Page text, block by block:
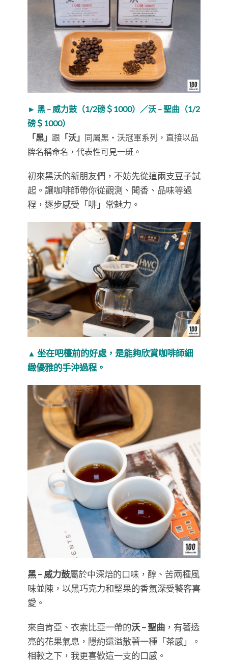
► 黑 – 威力鼓（1/2磅＄1000）／沃 – 聖曲（1/2
磅＄1000）
「黑」 跟 「沃」 同屬黑・沃冠軍系列，直接以品
牌名稱命名，代表性可見一斑。
初來黑沃的新朋友們，不妨先從這兩支豆子試
起。讓咖啡師帶你從觀測、聞香、品味等過
程，逐步感受「啡」常魅力。
▲ 坐在吧檯前的好處，是能夠欣賞咖啡師細
緻優雅的手沖過程。
黑 – 威力鼓屬於中深焙的口味，醇、苦兩種風
味並陳，以黑巧克力和堅果的香氣深受饕客喜
愛。
來自肯亞、衣索比亞一帶的沃 – 聖曲 ，有著透
亮的花果氣息，隱約還溢散著一種「茶感」。
相較之下，我更喜歡這一支的口感。